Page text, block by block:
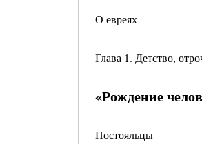
О евреях
Глава 1. Детство,
«Рождение
Постояльцы